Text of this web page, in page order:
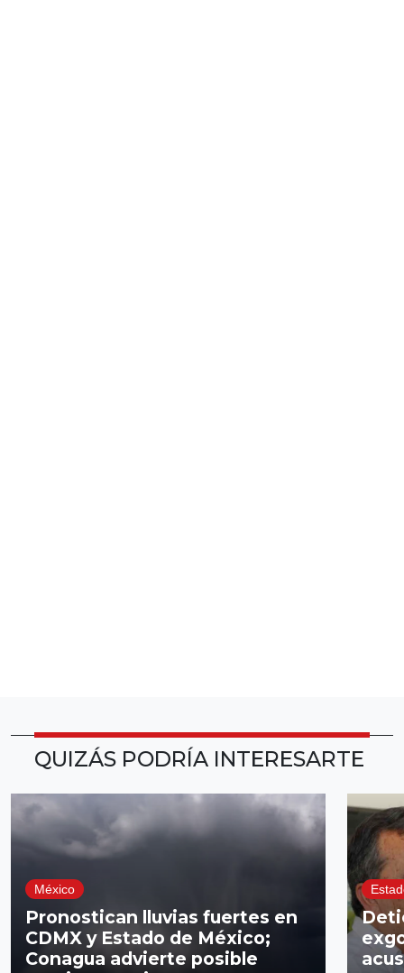
QUIZÁS PODRÍA INTERESARTE
México
Pronostican lluvias fuertes en
CDMX y Estado de México;
Conagua advierte posible